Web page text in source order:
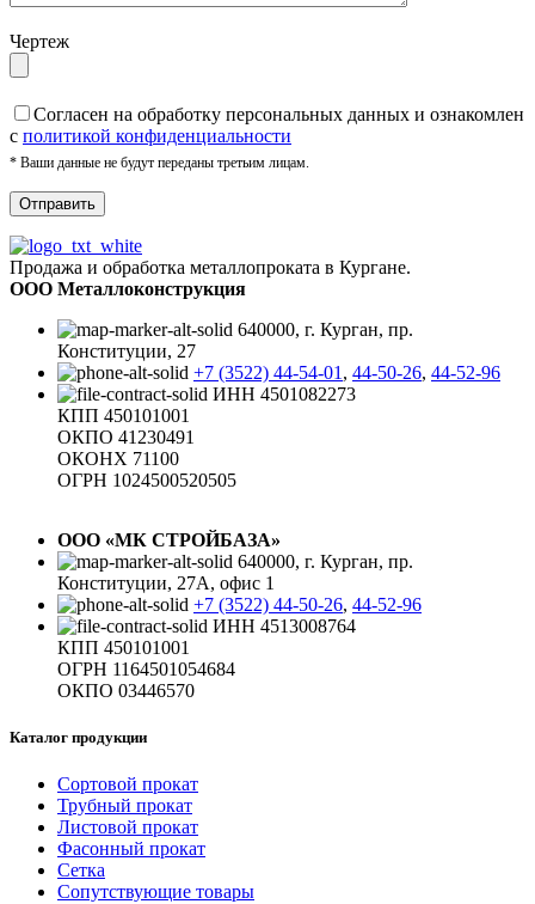
Чертеж
Cогласен на обработку персональных данных и ознакомлен
с политикой конфиденциальности
* Ваши данные не будут переданы третьим лицам.
Продажа и обработка металлопроката в Кургане.
ООО Металлоконструкция
640000, г. Курган, пр.
Конституции, 27
+7 (3522) 44-54-01 , 44-50-26, 44-52-96
ИНН 4501082273
КПП 450101001
ОКПО 41230491
ОКОНХ 71100
ОГРН 1024500520505
ООО «МК СТРОЙБАЗА»
640000, г. Курган, пр.
Конституции, 27А, офис 1
+7 (3522) 44-50-26, 44-52-96
ИНН 4513008764
КПП 450101001
ОГРН 1164501054684
ОКПО 03446570
Каталог продукции
Сортовой прокат
Трубный прокат
Листовой прокат
Фасонный прокат
Сетка
Сопутствующие товары